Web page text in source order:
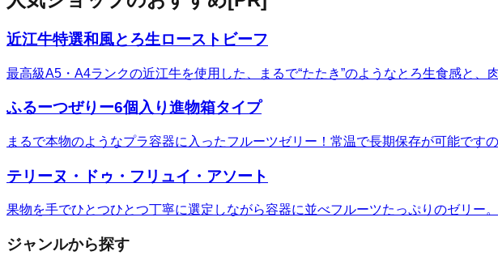
近江牛特選和風とろ生ローストビーフ
最高級A5・A4ランクの近江牛を使用した、まるで“たたき”のようなとろ生食感と、
ふるーつぜりー6個入り進物箱タイプ
まるで本物のようなプラ容器に入ったフルーツゼリー！常温で長期保存が可能です
テリーヌ・ドゥ・フリュイ・アソート
果物を手でひとつひとつ丁寧に選定しながら容器に並べフルーツたっぷりのゼリー
ジャンルから探す